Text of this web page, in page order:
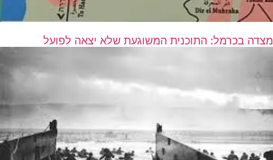
מצדה בכרמל: התוכנית המשוגעת שלא יצאה לפועל